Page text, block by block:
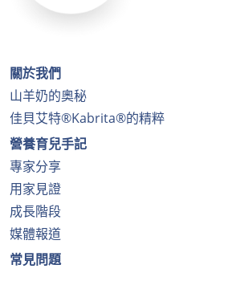
關於我們
山羊奶的奧秘
佳貝艾特®Kabrita®的精粹
營養育兒手記
專家分享
用家見證
成長階段
媒體報道
常見問題